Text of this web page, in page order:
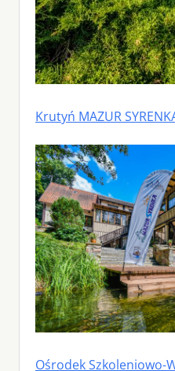
Krutyń MAZUR
Ośrodek Szkoleniowo-